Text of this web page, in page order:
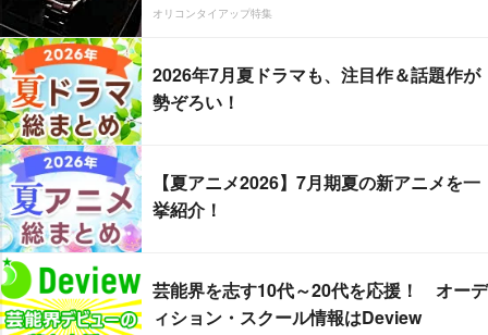
オリコンタイアップ特集
2026年7月夏ドラマも、注目作＆話題作が
勢ぞろい！
【夏アニメ2026】7月期夏の新アニメを一
挙紹介！
芸能界を志す10代～20代を応援！ オーデ
ィション・スクール情報はDeview